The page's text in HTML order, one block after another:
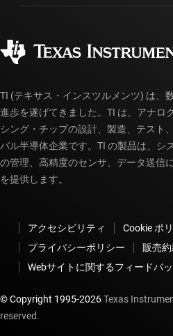
myTI アカウントの FAQ
ご注文に関する FAQ
TI (テキサス・インスツルメンツ) は、
進歩を遂げてきました。TI は、アナロ
シング・チップの設計、製造、テスト
バル半導体企業です。TI の製品は、シ
の管理、高精度のセンサ、データ送信
を提供します。
アクセシビリティ
Cookie ポ
プライバシーポリシー
販売
Webサイトに関するフィードバ
© Copyright 1995-2026Texas
reserved.